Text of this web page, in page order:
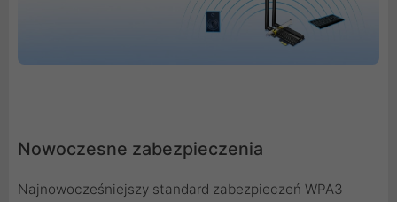
Nowoczesne zabezpieczenia
Najnowocześniejszy standard zabezpieczeń WPA3